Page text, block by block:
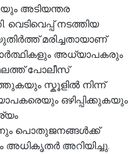
അടിയന്തര
നടത്തിയ
മരിച്ചതായാണ്
അധ്യാപകരും
പോലീസ്
സ്കൂളിൽ നിന്ന്
ഒഴിപ്പിക്കുകയും
പൊതുജനങ്ങൾക്ക്
അധികൃതർ അറിയിച്ചു.